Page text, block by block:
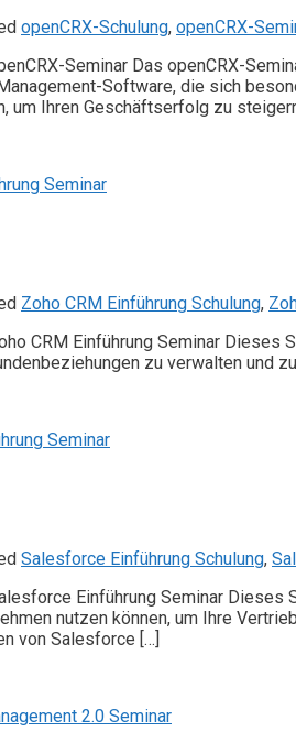
openCRX-Schulung, openCRX-
Seminar Das openCRX-
Software, die sich
um Ihren Geschäftserfolg zu
Zoho CRM Einführung Schulung,
CRM Einführung Seminar
zu verwalten und
Salesforce Einführung Schulung,
Einführung Seminar
nutzen können, um Ihre
von Salesforce […]